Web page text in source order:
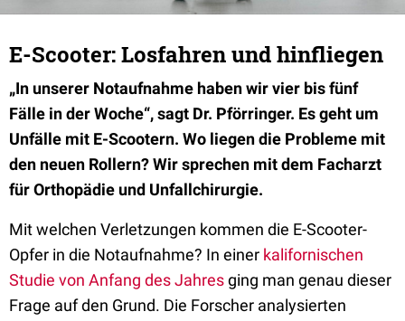
E-Scooter: Losfahren und hinfliegen
„In unserer Notaufnahme haben wir vier bis fünf
Fälle in der Woche“, sagt Dr. Pförringer. Es geht um
Unfälle mit E-Scootern. Wo liegen die Probleme mit
den neuen Rollern? Wir sprechen mit dem Facharzt
für Orthopädie und Unfallchirurgie.
Mit welchen Verletzungen kommen die E-Scooter-
Opfer in die Notaufnahme? In einer kalifornischen
Studie von Anfang des Jahresging man genau dieser
Frage auf den Grund. Die Forscher analysierten